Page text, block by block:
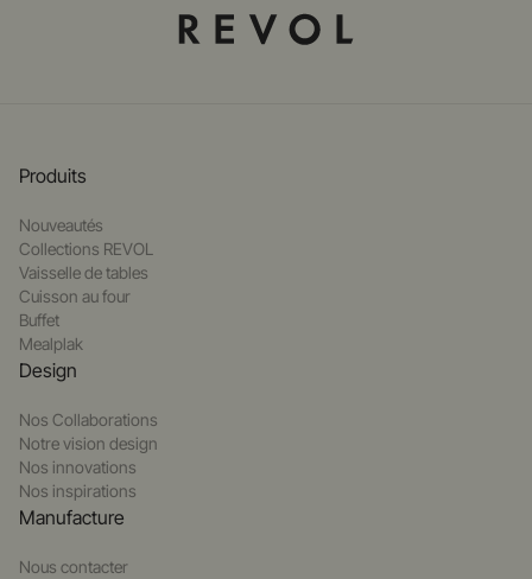
Produits
Nouveautés
Collections REVOL
Vaisselle de tables
Cuisson au four
Buffet
Mealplak
Design
Nos Collaborations
Notre vision design
Nos innovations
Nos inspirations
Manufacture
Nous contacter